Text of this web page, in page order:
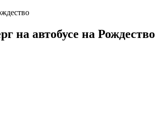
на автобусе на Рождество